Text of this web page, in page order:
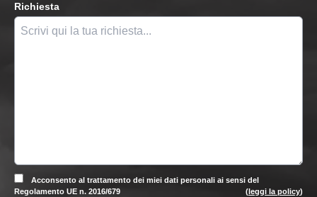
Richiesta
Acconsento al trattamento dei miei dati personali ai sensi del
Regolamento UE n. 2016/679
(leggi la policy)